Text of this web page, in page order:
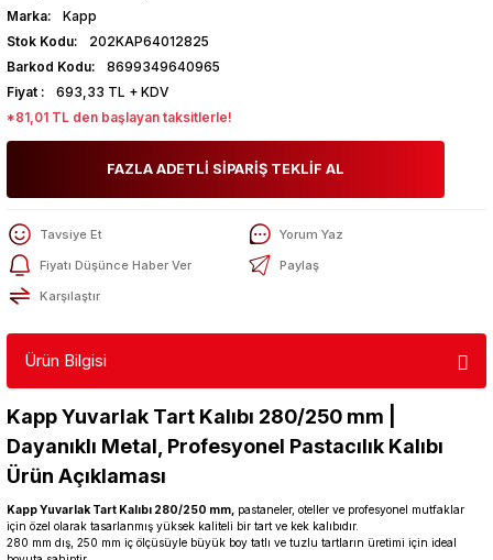
Marka
Kapp
Stok Kodu
202KAP64012825
Barkod Kodu
8699349640965
Fiyat
693,33 TL + KDV
*81,01 TL den başlayan taksitlerle!
FAZLA ADETLİ SİPARİŞ TEKLİF AL
Tavsiye Et
Yorum Yaz
Fiyatı Düşünce Haber Ver
Paylaş
Karşılaştır
Ürün Bilgisi
Kapp Yuvarlak Tart Kalıbı 280/250 mm |
Dayanıklı Metal, Profesyonel Pastacılık Kalıbı
Ürün Açıklaması
Kapp Yuvarlak Tart Kalıbı 280/250 mm, pastaneler, oteller ve profesyonel mutfaklar
için özel olarak tasarlanmış yüksek kaliteli bir tart ve kek kalıbıdır.
280 mm dış, 250 mm iç ölçüsüyle büyük boy tatlı ve tuzlu tartların üretimi için ideal